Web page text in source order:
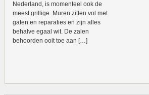
Nederland, is momenteel ook de
meest grillige. Muren zitten vol met
gaten en reparaties en zijn alles
behalve egaal wit. De zalen
behoorden ooit toe aan […]